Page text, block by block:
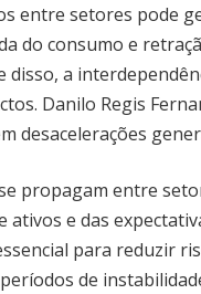
entre setores pode
do consumo e
a
Danilo Regis
desacelerações
propagam entre
ativos e das
para reduzir
de